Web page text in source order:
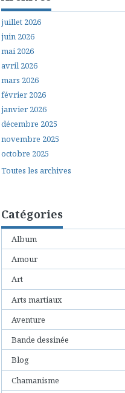
juillet 2026
juin 2026
mai 2026
avril 2026
mars 2026
février 2026
janvier 2026
décembre 2025
novembre 2025
octobre 2025
Toutes les archives
Catégories
Album
Amour
Art
Arts martiaux
Aventure
Bande dessinée
Blog
Chamanisme